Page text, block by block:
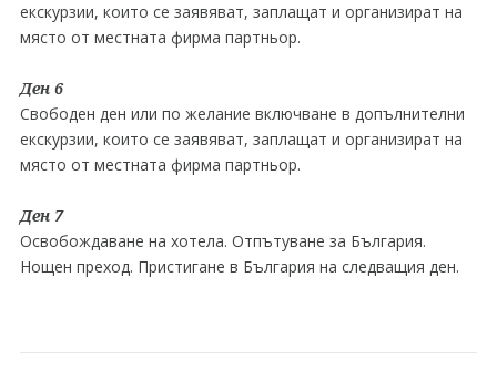
екскурзии, които се заявяват, заплащат и организират на
място от местната фирма партньор.
Ден 6
Свободен ден или по желание включване в допълнителни
екскурзии, които се заявяват, заплащат и организират на
място от местната фирма партньор.
Ден 7
Освобождаване на хотела. Отпътуване за България.
Нощен преход. Пристигане в България на следващия ден.